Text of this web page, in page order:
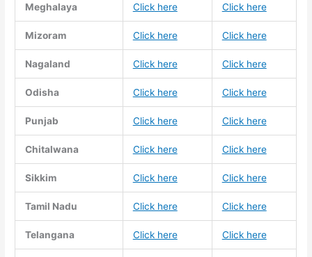
Meghalaya Click here Click here
Mizoram Click here Click here
Nagaland Click here Click here
Odisha Click here Click here
Punjab Click here Click here
Chitalwana Click here Click here
Sikkim Click here Click here
Tamil Nadu Click here Click here
Telangana Click here Click here